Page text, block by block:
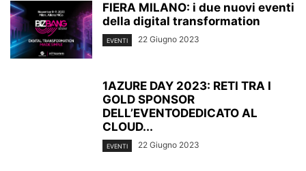
FIERA MILANO: i due nuovi eventi
della digital transformation
EVENTI 22 Giugno 2023
1AZURE DAY 2023: RETI TRA I
GOLD SPONSOR
DELL’EVENTODEDICATO AL
CLOUD...
EVENTI 22 Giugno 2023